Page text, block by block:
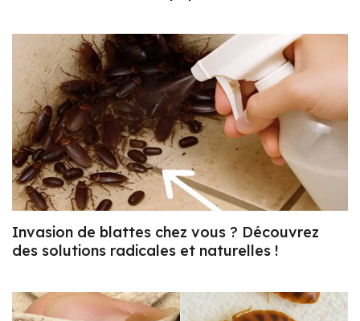
Invasion de blattes chez vous ? Découvrez
des solutions radicales et naturelles !